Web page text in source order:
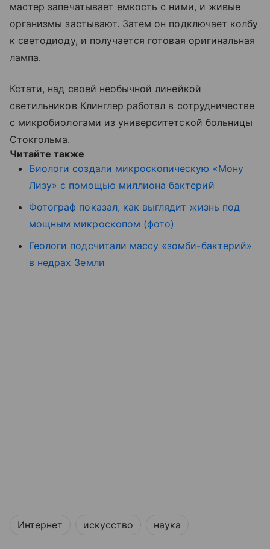
мастер запечатывает емкость с ними, и живые
организмы застывают. Затем он подключает колбу
к светодиоду, и получается готовая оригинальная
лампа.
Кстати, над своей необычной линейкой
светильников Клинглер работал в сотрудничестве
с микробиологами из университетской больницы
Стокгольма.
Читайте также
Биологи создали микроскопическую «Мону
Лизу» с помощью миллиона бактерий
Фотограф показал, как выглядит жизнь под
мощным микроскопом (фото)
Геологи подсчитали массу «зомби-бактерий»
в недрах Земли
Интернет искусство наука